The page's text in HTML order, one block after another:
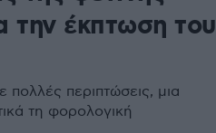
την έκπτωση του
περιπτώσεις, μια
τη φορολογική